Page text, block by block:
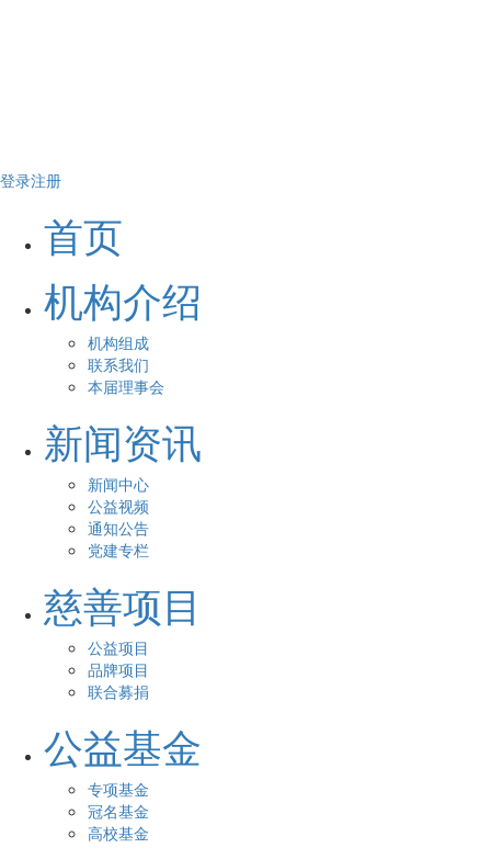
登录注册
首页
机构介绍
机构组成
联系我们
本届理事会
新闻资讯
新闻中心
公益视频
通知公告
党建专栏
慈善项目
公益项目
品牌项目
联合募捐
公益基金
专项基金
冠名基金
高校基金